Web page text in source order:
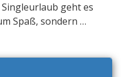
geht es
Spaß, sondern …